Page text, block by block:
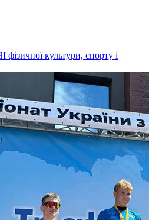
фізичної культури, спорту і